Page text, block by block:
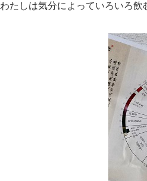
わたしは気分によっていろいろ飲